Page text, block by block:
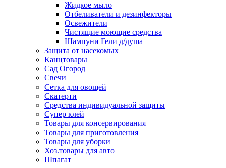
Жидкое мыло
Отбеливатели и дезинфекторы
Освежители
Чистящие моющие средства
Шампуни Гели д/душа
Защита от насекомых
Канцтовары
Сад Огород
Свечи
Сетка для овощей
Скатерти
Средства индивидуальной защиты
Супер клей
Товары для консервирования
Товары для приготовления
Товары для уборки
Хоз.товары для авто
Шпагат